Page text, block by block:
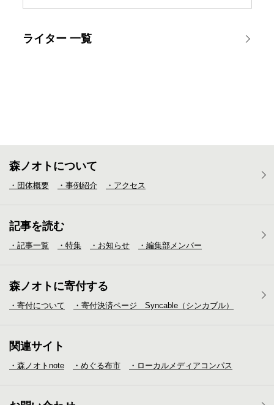
ライター 一覧
森ノオトについて
・団体概要 ・事例紹介 ・アクセス
記事を読む
・記事一覧 ・特集 ・お知らせ ・編集部メンバー
森ノオトに寄付する
・寄付について ・寄付決済ページ Syncable（シンカブル）
関連サイト
・森ノオトnote ・めぐる布市 ・ローカルメディア コンパス